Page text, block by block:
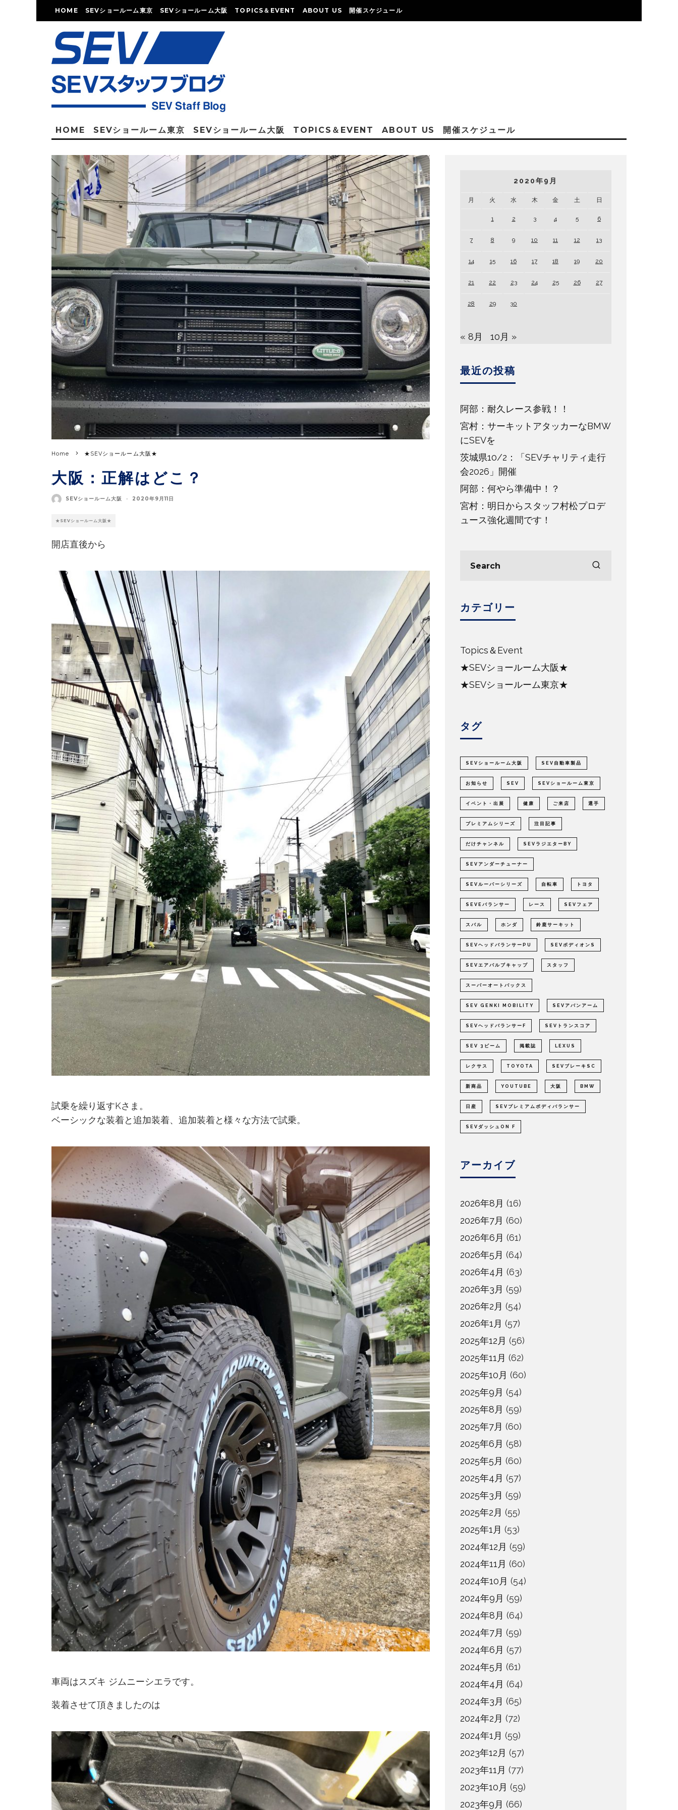
HOME SEVショールーム東京 SEVショールーム大阪 TOPICS＆EVENT ABOUT US 開催スケジュール
HOME SEVショールーム東京 SEVショールーム大阪 TOPICS＆EVENT ABOUT US 開催スケジュール
Home ★SEVショールーム大阪★
大阪：正解はどこ？
SEVショールーム大阪 · 2020年9月11日
★SEVショールーム大阪★
開店直後から
試乗を繰り返すKさま。
ベーシックな装着と追加装着、追加装着と様々な方法で試乗。
車両はスズキ ジムニーシエラです。
装着させて頂きましたのは
2020年9月
月 火 水 木 金 土 日
1 2 3 4 5 6
7 8 9 10 11 12 13
14 15 16 17 18 19 20
21 22 23 24 25 26 27
28 29 30
« 8月 10月 »
最近の投稿
阿部：耐久レース参戦！！
宮村：サーキットアタッカーなBMW
にSEVを
茨城県10/2：「SEVチャリティ走行
会2026」開催
阿部：何やら準備中！？
宮村：明日からスタッフ村松プロデ
ュース強化週間です！
カテゴリー
Topics＆Event
★SEVショールーム大阪★
★SEVショールーム東京★
タグ
SEVショールーム大阪 SEV自動車製品
お知らせ SEV SEVショールーム東京
イベント・出展 健康 ご来店 選手
プレミアムシリーズ 注目記事
だけチャンネル SEVラジエターBY
SEVアンダーチューナー
SEVルーパーシリーズ 自転車 トヨタ
SEVEバランサー レース SEVフェア
スバル ホンダ 鈴鹿サーキット
SEVヘッドバランサーPU SEVボディオンS
SEVエアバルブキャップ スタッフ
スーパーオートバックス
SEV GENKI MOBILITY SEVアバンアーム
SEVヘッドバランサーF SEVトランスコア
SEV 3ビーム 掲載誌 LEXUS
レクサス TOYOTA SEVブレーキSC
新商品 YOUTUBE 大阪 BMW
日産 SEVプレミアムボディバランサー
SEVダッシュON F
アーカイブ
2026年8月 (16)
2026年7月 (60)
2026年6月 (61)
2026年5月 (64)
2026年4月 (63)
2026年3月 (59)
2026年2月 (54)
2026年1月 (57)
2025年12月 (56)
2025年11月 (62)
2025年10月 (60)
2025年9月 (54)
2025年8月 (59)
2025年7月 (60)
2025年6月 (58)
2025年5月 (60)
2025年4月 (57)
2025年3月 (59)
2025年2月 (55)
2025年1月 (53)
2024年12月 (59)
2024年11月 (60)
2024年10月 (54)
2024年9月 (59)
2024年8月 (64)
2024年7月 (59)
2024年6月 (57)
2024年5月 (61)
2024年4月 (64)
2024年3月 (65)
2024年2月 (72)
2024年1月 (59)
2023年12月 (57)
2023年11月 (77)
2023年10月 (59)
2023年9月 (66)